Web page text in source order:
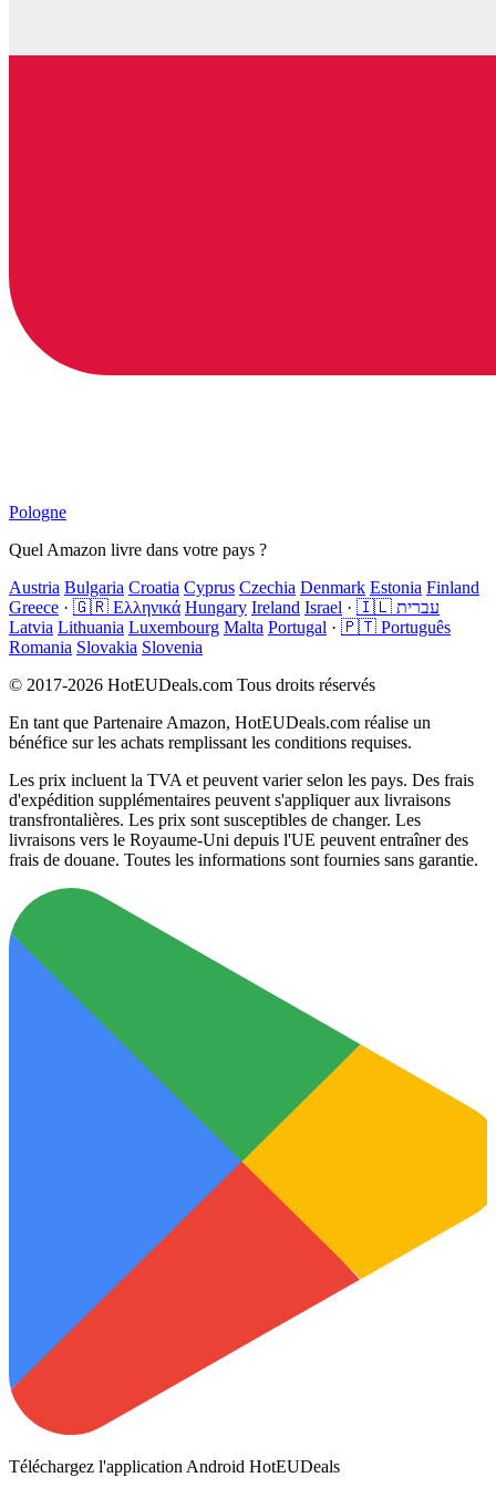
Pologne
Quel Amazon livre dans votre pays ?
Austria Bulgaria Croatia Cyprus Czechia Denmark Estonia Finland
Greece · 🇬🇷 Ελληνικά Hungary Ireland Israel ·
🇮🇱 עברית
Latvia Lithuania Luxembourg Malta Portugal · 🇵🇹 Português
Romania Slovakia Slovenia
© 2017-2026 HotEUDeals.com Tous droits réservés
En tant que Partenaire Amazon, HotEUDeals.com réalise un
bénéfice sur les achats remplissant les conditions requises.
Les prix incluent la TVA et peuvent varier selon les pays. Des frais
d'expédition supplémentaires peuvent s'appliquer aux livraisons
transfrontalières. Les prix sont susceptibles de changer. Les
livraisons vers le Royaume-Uni depuis l'UE peuvent entraîner des
frais de douane. Toutes les informations sont fournies sans garantie.
Téléchargez l'application Android HotEUDeals